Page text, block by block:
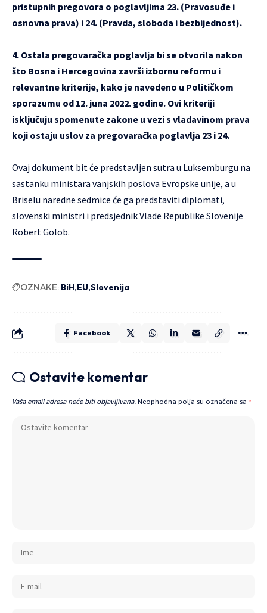
pristupnih pregovora o poglavljima 23. (Pravosuđe i
osnovna prava) i 24. (Pravda, sloboda i bezbijednost).
4. Ostala pregovaračka poglavlja bi se otvorila nakon
što Bosna i Hercegovina završi izbornu reformu i
relevantne kriterije, kako je navedeno u Političkom
sporazumu od 12. juna 2022. godine. Ovi kriteriji
isključuju spomenute zakone u vezi s vladavinom prava
koji ostaju uslov za pregovaračka poglavlja 23 i 24.
Ovaj dokument bit će predstavljen sutra u Luksemburgu na
sastanku ministara vanjskih poslova Evropske unije, a u
Briselu naredne sedmice će ga predstaviti diplomati,
slovenski ministri i predsjednik Vlade Republike Slovenije
Robert Golob.
OZNAKE: BiH EU Slovenija
Facebook
Ostavite komentar
Vaša email adresa neće biti objavljivana. Neophodna polja su označena sa *